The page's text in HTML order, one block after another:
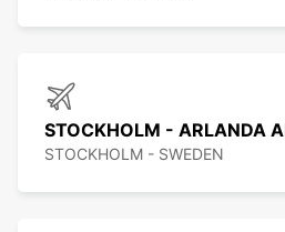
STOCKHOLM - ARLANDA
STOCKHOLM - SWEDEN